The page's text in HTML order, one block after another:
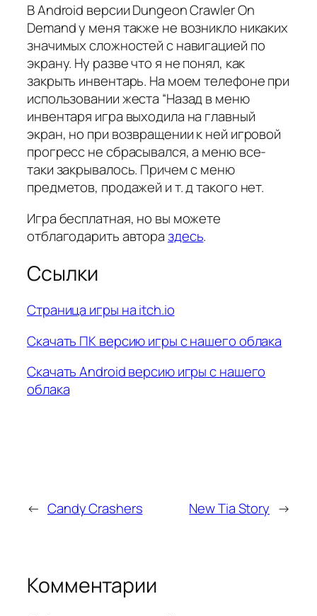
В Android версии Dungeon Crawler On
Demand у меня также не возникло никаких
значимых сложностей с навигацией по
экрану. Ну разве что я не понял, как
закрыть инвентарь. На моем телефоне при
использовании жеста “Назад в меню
инвентаря игра выходила на главный
экран, но при возвращении к ней игровой
прогресс не сбрасывался, а меню все-
таки закрывалось. Причем с меню
предметов, продажей и т. д такого нет.
Игра бесплатная, но вы можете
отблагодарить автораздесь.
Ссылки
Страница игры на itch.io
Скачать ПК версию игры с нашего облака
Скачать Android версию игры с нашего
облака
← Candy Crashers New Tia Story →
Комментарии